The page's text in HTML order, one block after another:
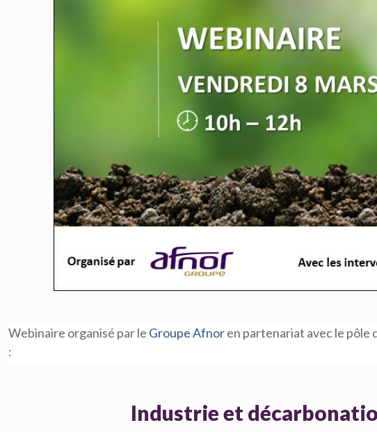
Webinaire organisé par le Groupe Afnoren partenariat avec le pôle
:
Industrie et